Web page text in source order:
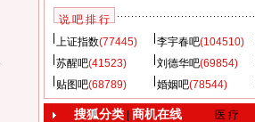
说 吧 排 行
上证指数(77445) 李宇春吧(104510)
苏醒吧(41523) 刘德华吧(69854)
贴图吧(68789) 婚姻吧(78544)
搜狐分类| 商机在线 医 疗